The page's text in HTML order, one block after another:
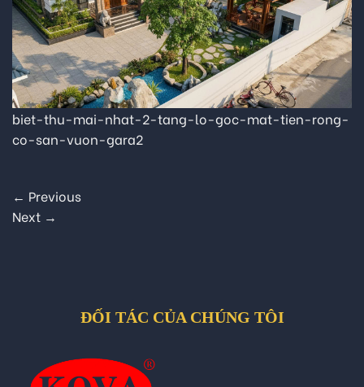
biet-thu-mai-nhat-2-tang-lo-goc-mat-tien-rong-
co-san-vuon-gara2
← Previous
Next →
ĐỐI TÁC CỦA CHÚNG TÔI